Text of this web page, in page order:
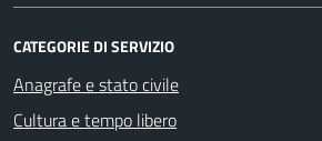
CATEGORIE DI SERVIZIO
Anagrafe e stato civile
Cultura e tempo libero